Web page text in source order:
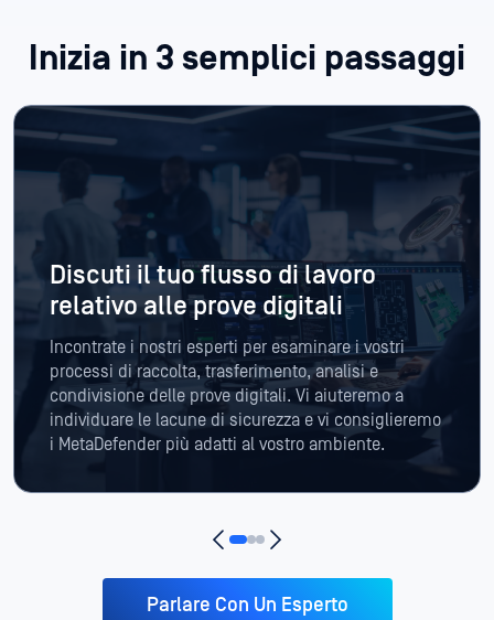
Discuti il tuo flusso di lavoro
relativo alle prove digitali
Incontrate i nostri esperti per esaminare i vostri
processi di raccolta, trasferimento, analisi e
condivisione delle prove digitali. Vi aiuteremo a
individuare le lacune di sicurezza e vi consiglieremo
i MetaDefender più adatti al vostro ambiente.
Parlare Con Un Esperto